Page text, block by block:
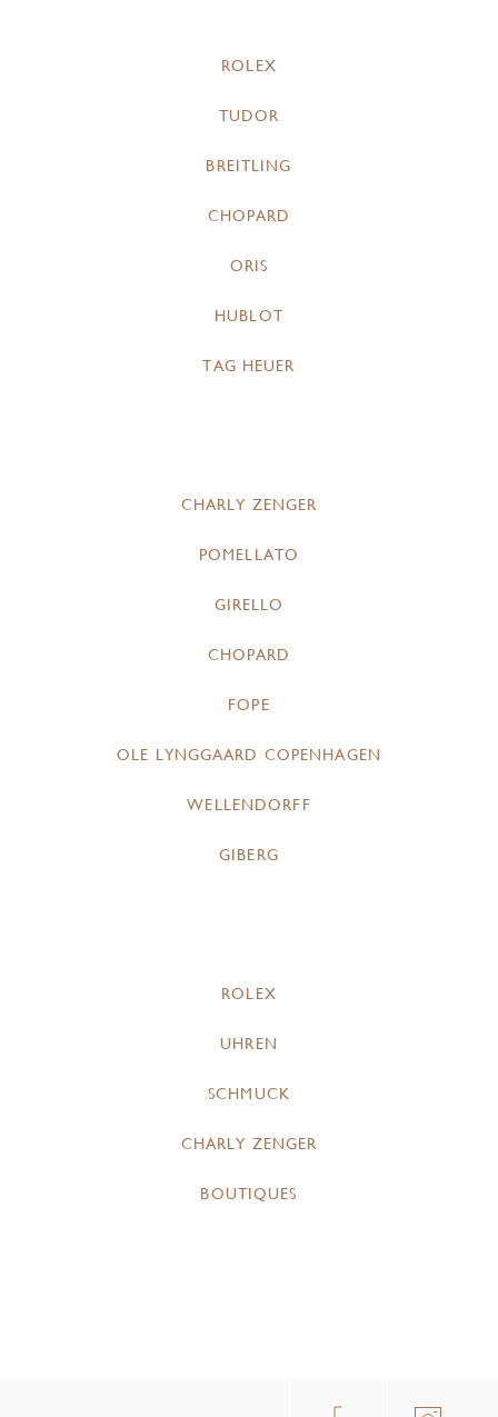
ROLEX
TUDOR
BREITLING
CHOPARD
ORIS
HUBLOT
TAG HEUER
CHARLY ZENGER
POMELLATO
GIRELLO
CHOPARD
FOPE
OLE LYNGGAARD COPENHAGEN
WELLENDORFF
GIBERG
ROLEX
UHREN
SCHMUCK
CHARLY ZENGER
BOUTIQUES